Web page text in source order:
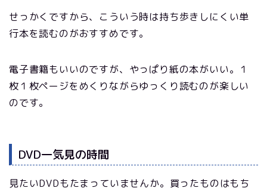
せっかくですから、こういう時は持ち歩きしにくい単
行本を読むのがおすすめです。
電子書籍もいいのですが、やっぱり紙の本がいい。１
枚１枚ページをめくりながらゆっくり読むのが楽しい
のです。
DVD一気見の時間
見たいDVDもたまっていませんか。買ったものはもち